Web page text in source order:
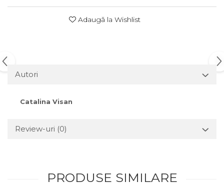
Adaugă la Wishlist
Autori
Catalina Visan
Review-uri (0)
PRODUSE SIMILARE